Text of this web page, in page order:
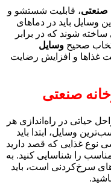
صنعتی، قابلیت شستشو و
وسایل باید در دماهای
ساخته شوند که در برابر
صحیح وسایل
غذاها و افزایش رضایت
صنعتی
حیاتی در راه‌اندازی هر
وسایل، ابتدا باید
نوع غذایی که قصد دارید
را شناسایی کنید. به
سرخ‌کردنی است، باید